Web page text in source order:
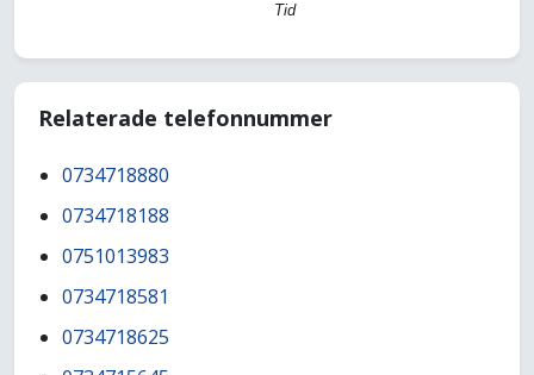
Tid
Relaterade telefonnummer
0734718880
0734718188
0751013983
0734718581
0734718625